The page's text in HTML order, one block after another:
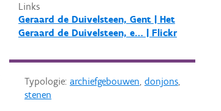
Links
Geraard de Duivelsteen, Gent | Het
Geraard de Duivelsteen, e… | Flickr
Typologie: archiefgebouwen, donjons,
stenen